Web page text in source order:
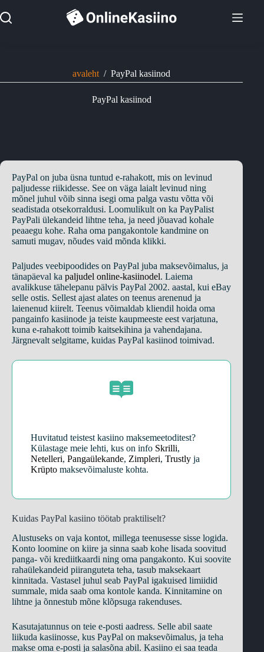
to
content
avaleht / PayPal kasiinod
PayPal kasiinod
PayPal on juba üsna tuntud e-rahakott, mis on levinud
paljudesse riikidesse. See on väga laialt levinud ning
mõnel juhul võib sinna isegi oma palga vastu võtta või
seadistada otsekorraldusi. Loomulikult on ka PayPalist
PayPali ülekandeid lihtne teha, ja need jõuavad kohale
peaaegu kohe. Raha oma pangakontole kandmine on
samuti mugav, nõudes vaid mõnda klikki.
Paljudes veebipoodides on PayPal juba maksevõimalus, ja
tänapäeval ka paljudel online-kasiinodel. Laiema
avalikkuse tähelepanu pälvis PayPal 2002. aastal, kui eBay
selle ostis. Sellest ajast alates on teenus arenenud ja
laienenud kiirelt. Teenus võimaldab kliendil hoida oma
pangainfo kasiinode ja teiste kaupmeeste eest varjatuna,
kuna e-rahakott toimib kaitsekihina ja vahendajana.
Järgnevalt selgitame, kuidas PayPal kasiinod toimivad.
Huvitatud teistest kasiino maksemeetoditest?
Külastage meie lehti, kus on info Skrilli,
Netelleri, Pangaülekande, Zimpleri, Trustly ja
Krüpto maksevõimaluste kohta.
Kuidas PayPal kasiino töötab praktiliselt?
Alustuseks on vaja kontot, millega teenusesse sisse logida.
Konto loomine on kiire ja sinna saab kohe lisada soovitud
panga- või krediitkaardi ning oma pangakonto. Kui soovite
rahaülekandeid piiranguteta teha, tasub maksekaart
kinnitada. Vastasel juhul seab PayPal igakuised limiidid
summale, mida saab oma kontole kanda. Kinnitamine on
lihtne ja õnnestub mõne klõpsuga rakenduses.
Kasutajatunnus on teie e-posti aadress. Selle abil saate
liikuda kasiinosse, kus PayPal on maksevõimalus, ja teha
makse oma e-posti ja salasõna abil. Kasiino ei saa teada